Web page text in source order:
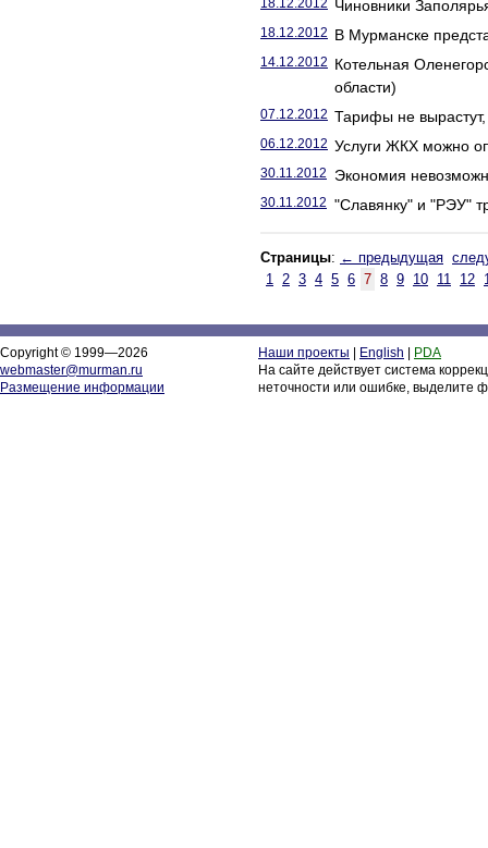
18.12.2012 Чиновники
18.12.2012 В Мурманске
14.12.2012 Котельная
области)
07.12.2012 Тарифы не вырастут,
06.12.2012 Услуги ЖКХ можно
30.11.2012 Экономия
30.11.2012 "Славянку" и "РЭУ"
Страницы: ← предыдущая
1 2 3 4 5 6 7 8 9 10 11 12
Copyright © 1999—2026
webmaster@murman.ru
Размещение информации
Наши проекты English
PDA
На сайте действует система
неточности или ошибке, выделите